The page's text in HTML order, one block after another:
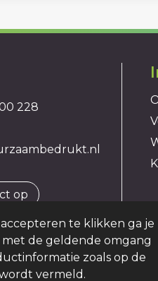
228
op
2026
te klikken ga je
de geldende omgang
zoals op de
vermeld.